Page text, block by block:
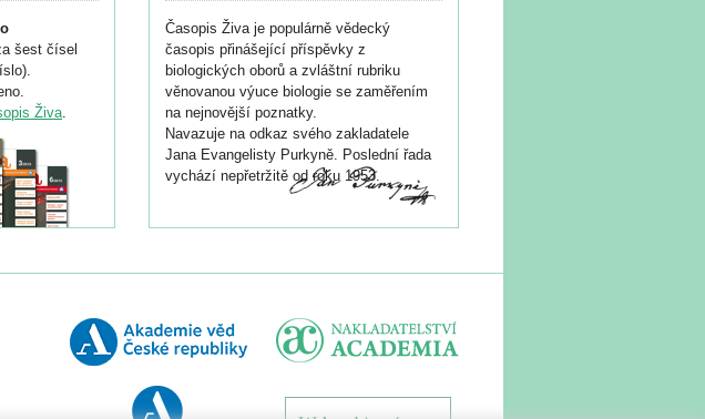
šest čísel
Živa.
Časopis Živa je populárně vědecký
časopis přinášející příspěvky z
biologických oborů a zvláštní rubriku
věnovanou výuce biologie se zaměřením
na nejnovější poznatky.
Navazuje na odkaz svého zakladatele
Jana Evangelisty Purkyně. Poslední řada
vychází nepřetržitě od roku 1953.